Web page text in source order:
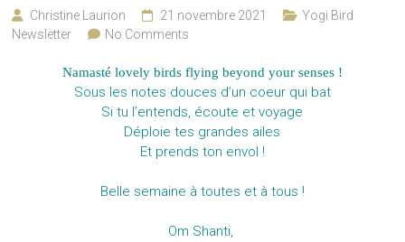
Christine Laurion 21 novembre 2021
Yogi Bird
Newsletter
No Comments
Namasté lovely birds flying beyond your senses !
Sous les notes douces d’un coeur qui bat
Si tu l’entends, écoute et voyage
Déploie tes grandes ailes
Et prends ton envol !
Belle semaine à toutes et à tous !
Om Shanti,